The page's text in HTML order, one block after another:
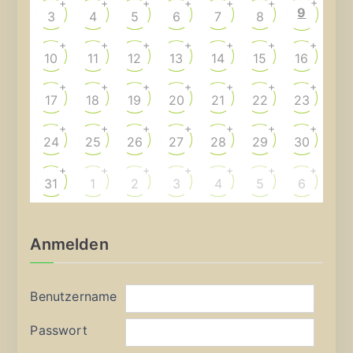
3
+
4
+
5
+
6
+
7
+
8
+
9
10
+
11
+
12
+
13
+
14
+
15
+
16
+
17
+
18
+
19
+
20
+
21
+
22
+
23
+
24
+
25
+
26
+
27
+
28
+
29
+
30
+
31
+
1
+
2
+
3
+
4
+
5
+
6
+
Anmelden
Benutzername
Passwort